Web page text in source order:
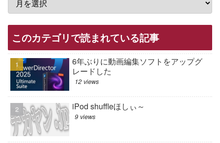
このカテゴリで読まれている記事
6年ぶりに動画編集ソフトをアップグ
レードした
12 views
iPod shuffleほしぃ～
9 views